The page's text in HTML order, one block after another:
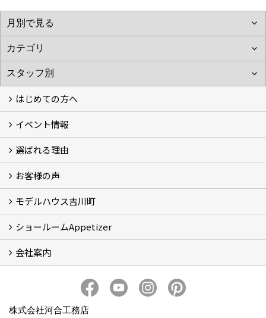
はじめての方へ
フォトギャラリー
性能について
自然素材のお家
オーナー様のおうち訪問
イベント情報
イベント情報
選ばれる理由
5つのやさしさ宣言
3つのプロ宣言
お家づくりスケジュール
お客様の声
お客様の声
モデルハウス吉川町
吉川町モデルハウス
ショールームAppetizer
Appetizer(ショールーム)
Appetizer(レンタルスペース)
会社案内
社長 河合智之の想い
求人情報 Recruit
株式会社河合工務店